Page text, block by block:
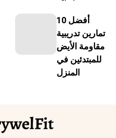
أفضل 10
تمارين تدريبية
مقاومة الأيض
للمبتدئين في
المنزل